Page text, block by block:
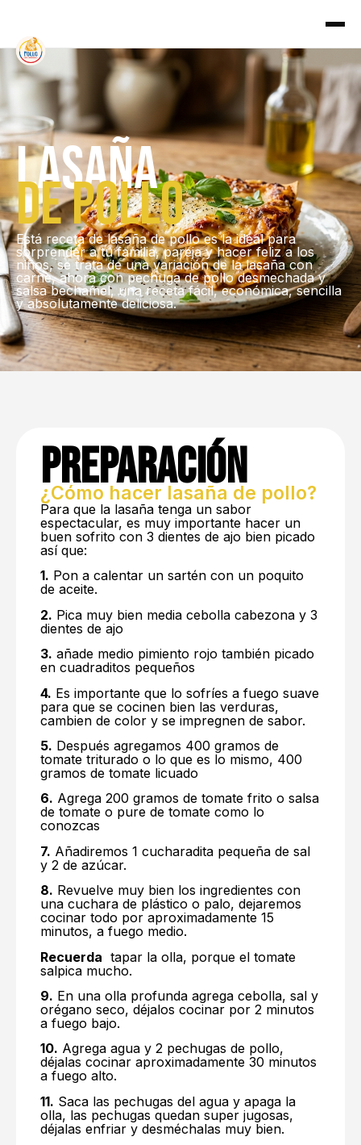
lasaña
de pollo
Está receta de lasaña de pollo es la ideal para
sorprender a tu familia, pareja y hacer feliz a los
niños, se trata de una variación de la lasaña con
carne, ahora con pechuga de pollo desmechada y
salsa bechamel, una receta fácil, económica, sencilla
y absolutamente deliciosa.
Preparación
¿Cómo hacer lasaña de pollo?
Para que la lasaña tenga un sabor
espectacular, es muy importante hacer un
buen sofrito con 3 dientes de ajo bien picado
así que:
1. Pon a calentar un sartén con un poquito
de aceite.
2. Pica muy bien media cebolla cabezona y 3
dientes de ajo
3. añade medio pimiento rojo también picado
en cuadraditos pequeños
4. Es importante que lo sofríes a fuego suave
para que se cocinen bien las verduras,
cambien de color y se impregnen de sabor.
5. Después agregamos 400 gramos de
tomate triturado o lo que es lo mismo, 400
gramos de tomate licuado
6. Agrega 200 gramos de tomate frito o salsa
de tomate o pure de tomate como lo
conozcas
7. Añadiremos 1 cucharadita pequeña de sal
y 2 de azúcar.
8. Revuelve muy bien los ingredientes con
una cuchara de plástico o palo, dejaremos
cocinar todo por aproximadamente 15
minutos, a fuego medio.
Recuerda tapar la olla, porque el tomate
salpica mucho.
9. En una olla profunda agrega cebolla, sal y
orégano seco, déjalos cocinar por 2 minutos
a fuego bajo.
10. Agrega agua y 2 pechugas de pollo,
déjalas cocinar aproximadamente 30 minutos
a fuego alto.
11. Saca las pechugas del agua y apaga la
olla, las pechugas quedan super jugosas,
déjalas enfriar y desméchalas muy bien.